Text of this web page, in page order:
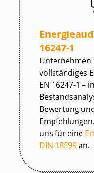
16247-1
Unternehmen
vollständiges
EN 16247-1 –
Bewertung
uns für eine
DIN 18599an.